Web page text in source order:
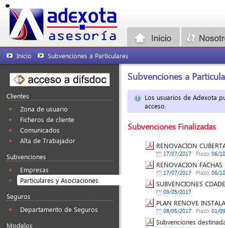
Inicio Subvenciones a Particulares
Clientes
Zona de usuario
Ficheros de cliente
Comunicados
Alta de Trabajador
Subvenciones
Empresas
Particulares y Asociaciones
Seguros
Departamento de Seguros
Modelos
Subvenciones a
Los usuarios de Adexota
acceso.
Subvenciones Finalizadas
RENOVACION
17/07/2017 Plazo: 06/
RENOVACION
17/07/2017 Plazo: 06/
SUBVENCIONES
09/05/2017
PLAN RENOVE
08/05/2017 Plazo: 01/
Subvenciones